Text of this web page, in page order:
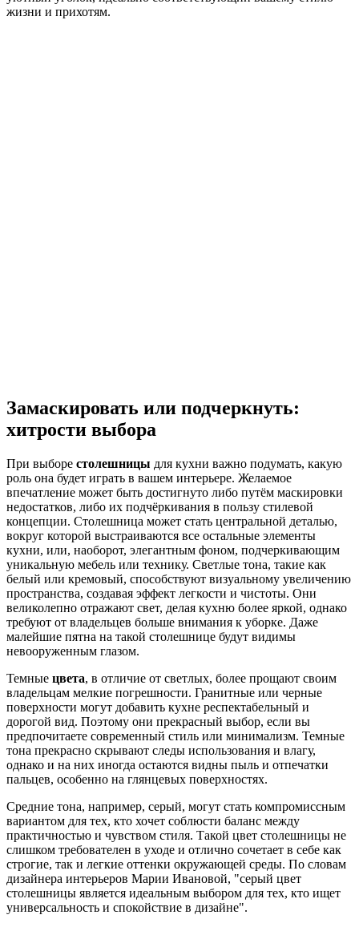
жизни и прихотям.
Замаскировать или подчеркнуть:
хитрости выбора
При выборе столешницы для кухни важно подумать, какую
роль она будет играть в вашем интерьере. Желаемое
впечатление может быть достигнуто либо путём маскировки
недостатков, либо их подчёркивания в пользу стилевой
концепции. Столешница может стать центральной деталью,
вокруг которой выстраиваются все остальные элементы
кухни, или, наоборот, элегантным фоном, подчеркивающим
уникальную мебель или технику. Светлые тона, такие как
белый или кремовый, способствуют визуальному увеличению
пространства, создавая эффект легкости и чистоты. Они
великолепно отражают свет, делая кухню более яркой, однако
требуют от владельцев больше внимания к уборке. Даже
малейшие пятна на такой столешнице будут видимы
невооруженным глазом.
Темные цвета, в отличие от светлых, более прощают своим
владельцам мелкие погрешности. Гранитные или черные
поверхности могут добавить кухне респектабельный и
дорогой вид. Поэтому они прекрасный выбор, если вы
предпочитаете современный стиль или минимализм. Темные
тона прекрасно скрывают следы использования и влагу,
однако и на них иногда остаются видны пыль и отпечатки
пальцев, особенно на глянцевых поверхностях.
Средние тона, например, серый, могут стать компромиссным
вариантом для тех, кто хочет соблюсти баланс между
практичностью и чувством стиля. Такой цвет столешницы не
слишком требователен в уходе и отлично сочетает в себе как
строгие, так и легкие оттенки окружающей среды. По словам
дизайнера интерьеров Марии Ивановой, "серый цвет
столешницы является идеальным выбором для тех, кто ищет
универсальность и спокойствие в дизайне".